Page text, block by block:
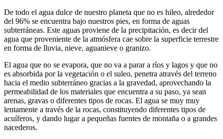
De todo el agua dulce de nuestro planeta que no es hileo, alrededor
del 96% se encuentra bajo nuestros pies, en forma de aguas
subterráneas. Este aguas proviene de la precipitación, es decir del
agua que proveniente de la atmósfera cae sobre la superficie terrestre
en forma de lluvia, nieve, aguanieve o granizo.
El agua que no se evapora, que no va a parar a ríos y lagos y que no
es absorbida por la vegetación o el suleo, penetra através del terreno
hacia el medio subterráneo gracias a la gravedad, aprovechando la
permeabilidad de los materiales que encuentra a su paso, ya sean
arenas, gravas o diferentes tipos de rocas. El agua se muy muy
lentamente a través de la rocas, constituyendo diferentes tipos de
acuíferos, y dando lugar a pequeñas fuentes de montaña o a grandes
nacederos.